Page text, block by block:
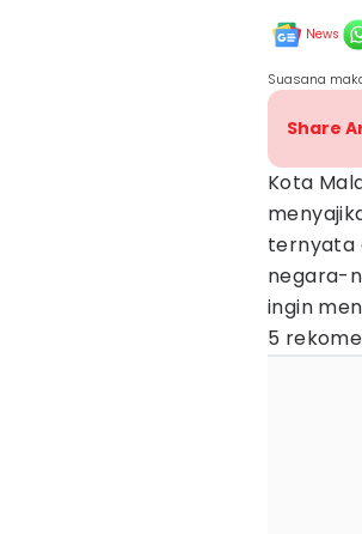
News
Suasana
Share
Kota
ternyata
negara-
ingin
5